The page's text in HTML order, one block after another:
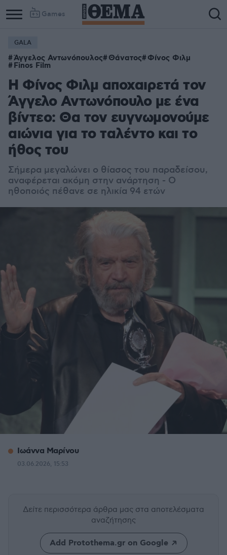
Games
GALA
Άγγελος Αντωνόπουλος Θάνατος Φίνος Φιλμ
Finos Film
Η Φίνος Φιλμ αποχαιρετά τον
Άγγελο Αντωνόπουλο με ένα
βίντεο: Θα τον ευγνωμονούμε
αιώνια για το ταλέντο και το
ήθος του
Σήμερα μεγαλώνει ο θίασος του παραδείσου,
αναφέρεται ακόμη στην ανάρτηση - Ο
ηθοποιός πέθανε σε ηλικία 94 ετών
Ιωάννα Μαρίνου
03.06.2026, 15:53
Δείτε περισσότερα άρθρα μας στα αποτελέσματα
αναζήτησης
Add Protothema.gr on Google